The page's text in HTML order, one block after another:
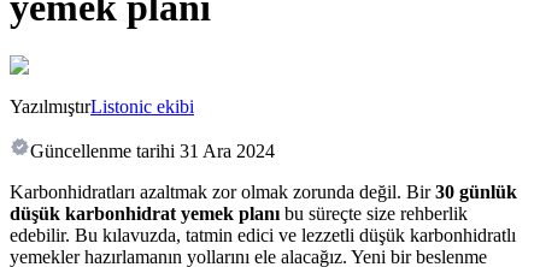
YazılmıştırListonic ekibi
Güncellenme tarihi 31 Ara 2024
Karbonhidratları azaltmak zor olmak zorunda değil. Bir30 günlük
düşük karbonhidrat yemek planı bu süreçte size rehberlik
edebilir. Bu kılavuzda, tatmin edici ve lezzetli düşük karbonhidratlı
yemekler hazırlamanın yollarını ele alacağız. Yeni bir beslenme